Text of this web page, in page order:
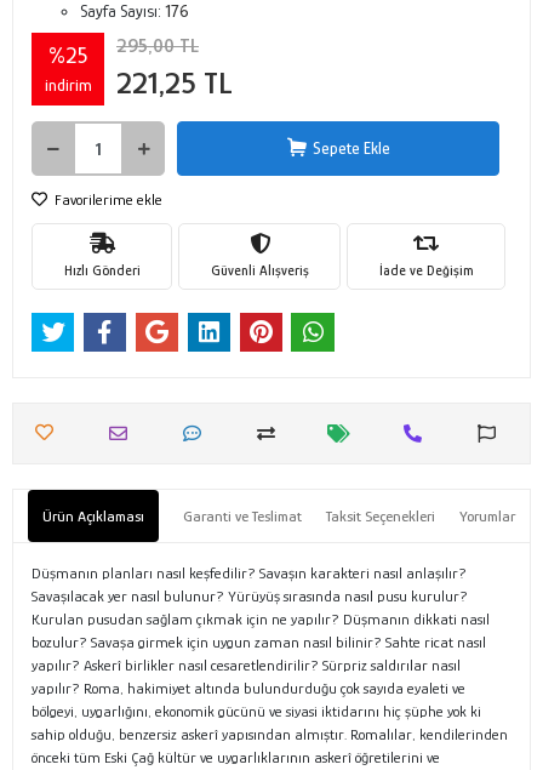
Sayfa Sayısı: 176
%25
indirim
295,00 TL
221,25 TL
Sepete Ekle
Favorilerime ekle
Hızlı Gönderi Güvenli Alışveriş İade ve Değişim
Ürün Açıklaması Garanti ve Teslimat Taksit Seçenekleri Yorumlar
Düşmanın planları nasıl keşfedilir? Savaşın karakteri nasıl anlaşılır?
Savaşılacak yer nasıl bulunur? Yürüyüş sırasında nasıl pusu kurulur?
Kurulan pusudan sağlam çıkmak için ne yapılır? Düşmanın dikkati nasıl
bozulur? Savaşa girmek için uygun zaman nasıl bilinir? Sahte ricat nasıl
yapılır? Askerî birlikler nasıl cesaretlendirilir? Sürpriz saldırılar nasıl
yapılır? Roma, hakimiyet altında bulundurduğu çok sayıda eyaleti ve
bölgeyi, uygarlığını, ekonomik gücünü ve siyasi iktidarını hiç şüphe yok ki
sahip olduğu, benzersiz askerî yapısından almıştır. Romalılar, kendilerinden
önceki tüm Eski Çağ kültür ve uygarlıklarının askerî öğretilerini ve